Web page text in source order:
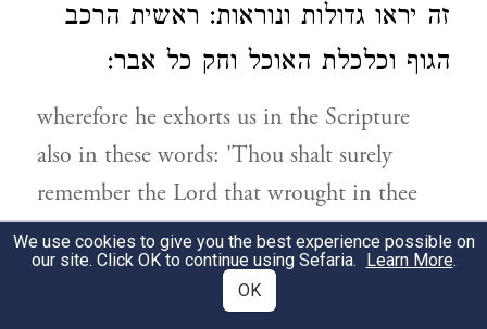
זה יראו גדולות ונוראות: ראשית הרכב
הגוף וכלכלת האוכל וחק כל אבר:
wherefore he exhorts us in the Scripture
also in these words: 'Thou shalt surely
remember the Lord that wrought in thee
those great and wonderful things". For
when they are properly conceived, they are
manifestly great and glorious; first the
We use cookies to give you the best experience possible on
our site. Click OK to continue using Sefaria. Learn More.
OK